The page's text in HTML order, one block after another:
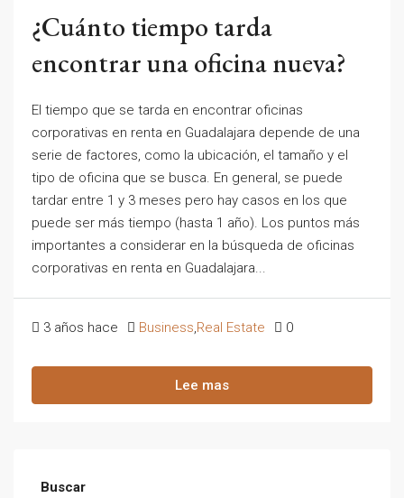
¿Cuánto tiempo tarda
encontrar una oficina nueva?
El tiempo que se tarda en encontrar oficinas
corporativas en renta en Guadalajara depende de una
serie de factores, como la ubicación, el tamaño y el
tipo de oficina que se busca. En general, se puede
tardar entre 1 y 3 meses pero hay casos en los que
puede ser más tiempo (hasta 1 año). Los puntos más
importantes a considerar en la búsqueda de oficinas
corporativas en renta en Guadalajara...
3 años hace Business Real Estate 0
Lee mas
Buscar